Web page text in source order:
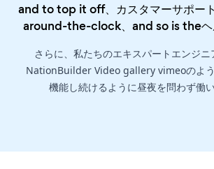
and to top it off、カスタマーサポー
around-the-clock、and so is the
さらに、私たちのエキスパートエンジニ
NationBuilder Video gallery vimeoのよ
機能し続けるように昼夜を問わず働い